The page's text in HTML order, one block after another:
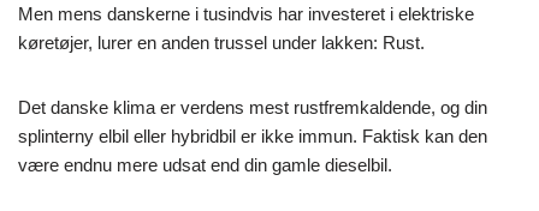
Men mens danskerne i tusindvis har investeret i elektriske
køretøjer, lurer en anden trussel under lakken: Rust.
Det danske klima er verdens mest rustfremkaldende, og din
splinterny elbil eller hybridbil er ikke immun. Faktisk kan den
være endnu mere udsat end din gamle dieselbil.